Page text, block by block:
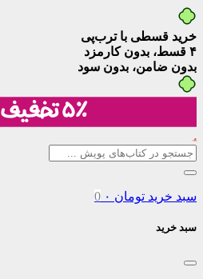
خرید قسطی با ترب‌پی
۴ قسط، بدون کارمزد
بدون ضامن، بدون سود
سبد خرید تومان 0
سبد خرید